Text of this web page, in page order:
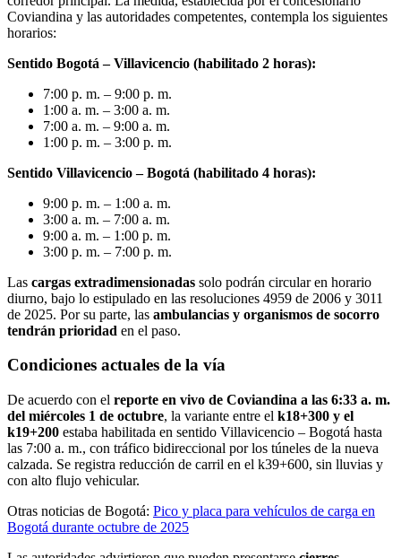
Coviandina y las autoridades competentes, contempla los siguientes
horarios:
Sentido Bogotá – Villavicencio (habilitado 2 horas):
7:00 p. m. – 9:00 p. m.
1:00 a. m. – 3:00 a. m.
7:00 a. m. – 9:00 a. m.
1:00 p. m. – 3:00 p. m.
Sentido Villavicencio – Bogotá (habilitado 4 horas):
9:00 p. m. – 1:00 a. m.
3:00 a. m. – 7:00 a. m.
9:00 a. m. – 1:00 p. m.
3:00 p. m. – 7:00 p. m.
Las cargas extradimensionadas solo podrán circular en horario
diurno, bajo lo estipulado en las resoluciones 4959 de 2006 y 3011
de 2025. Por su parte, las ambulancias y organismos de socorro
tendrán prioridad en el paso.
Condiciones actuales de la vía
De acuerdo con el reporte en vivo de Coviandina a las 6:33 a. m.
del miércoles 1 de octubre, la variante entre el k18+300 y el
k19+200 estaba habilitada en sentido Villavicencio – Bogotá hasta
las 7:00 a. m., con tráfico bidireccional por los túneles de la nueva
calzada. Se registra reducción de carril en el k39+600, sin lluvias y
con alto flujo vehicular.
Otras noticias de Bogotá: Pico y placa para vehículos de carga en
Bogotá durante octubre de 2025